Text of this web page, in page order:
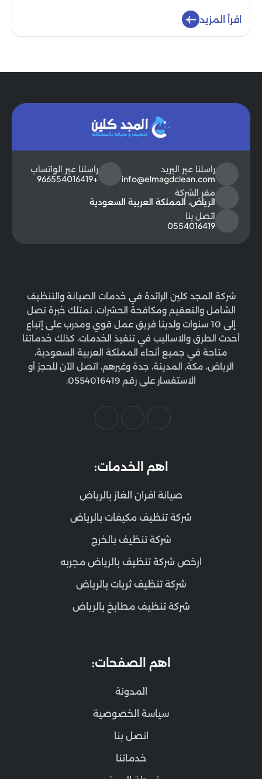
اقرأ المزيد
راسلنا عبر البريد
info@elmagdclean.com
راسلنا عبر الواتساب
+966554016419
مقر الشركة
الرياض، المملكة العربية السعودية
اتصل بنا
0554016419
شركة المجد كلين الرائدة في خدمات الصيانة والتنظيف
الشامل والتعقيم ومكافحة الحشرات، نمتلك خبرة تصل
إلى 10 سنوات ولدينا فريق عمل قوي ومدرب على إتباع
أحدث الطرق والاساليب في تنفيذ الخدمات، كذلك خدماتنا
متاحة في جميع أنحاء المملكة العربية السعودية،
الرياض، مكة، المدينة، جدة وغيرهم، اتصل الآن للحجز أو
الاستفسار على رقم 0554016419.
اهم الخدمات:
صيانة افران الغاز بالرياض
شركة تنظيف مكيفات بالرياض
شركة تنظيف بالخرج
ارخص شركة تنظيف بالرياض مجربه
شركة تنظيف ثريات بالرياض
شركة تنظيف مطابخ بالرياض
اهم الصفحات:
المدونة
سياسة الخصوصية
اتصل بنا
خدماتنا